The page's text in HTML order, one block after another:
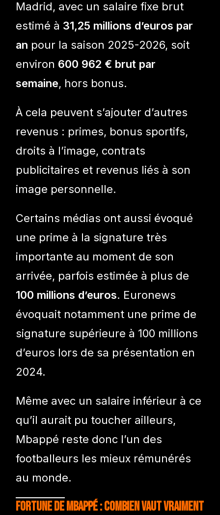
Madrid, avec un salaire fixe brut
estimé à 31,25 millions d’euros par
an pour la saison 2025-2026, soit
environ 600 962 € brut par
semaine, hors bonus.
À cela peuvent s’ajouter d’autres
revenus : primes, bonus sportifs,
droits à l’image, contrats
publicitaires et revenus liés à son
image personnelle.
Certains médias ont aussi évoqué
une prime à la signature très
importante au moment de son
arrivée, parfois estimée à plus de
100 millions d’euros. Euronews
évoquait notamment une prime de
signature supérieure à 100 millions
d’euros lors de sa présentation en
2024.
Même avec un salaire inférieur à ce
qu’il aurait pu toucher ailleurs,
Mbappé reste donc l’un des
footballeurs les mieux rémunérés
au monde.
Fortune de Mbappé : combien vaut vraiment